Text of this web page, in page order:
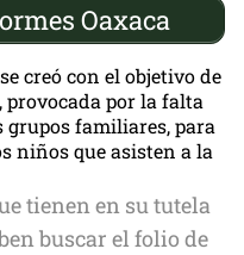
Oaxaca
creó con el objetivo de
, provocada por la falta
grupos familiares, para
niños que asisten a la
tienen en su tutela
buscar el folio de